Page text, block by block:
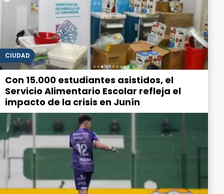
CIUDAD
Con 15.000 estudiantes asistidos, el
Servicio Alimentario Escolar refleja el
impacto de la crisis en Junín